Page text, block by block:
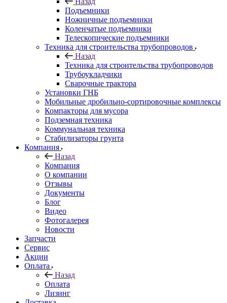
Подъемники
Ножничные подъемники
Коленчатые подъемники
Телескопические подъемники
Техника для строительства трубопроводов
Назад
Техника для строительства трубопроводов
Трубоукладчики
Сварочные трактора
Установки ГНБ
Мобильные дробильно-сортировочные комплексы
Компакторы для мусора
Подземная техника
Коммунальная техника
Стабилизаторы грунта
Компания
Назад
Компания
О компании
Отзывы
Документы
Блог
Видео
Фотогалерея
Новости
Запчасти
Сервис
Акции
Оплата
Назад
Оплата
Лизинг